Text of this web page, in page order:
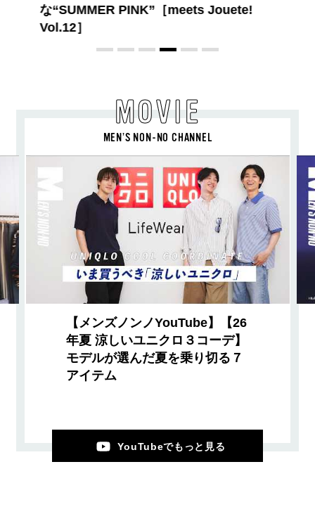
旬ヘアのテクニックを、人気３サロンに
教わった！
MOVIE
MEN’S NON-NO CHANNEL
【メンズノンノYouTube】【26
年夏 涼しいユニクロ３コーデ】
モデルが選んだ夏を乗り切る７
アイテム
YouTubeでもっと見る